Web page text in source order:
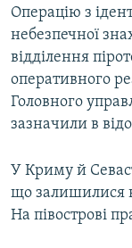
Операцію з
небезпечної
відділення
оперативного
Головного
зазначили в
У Криму й
що залишилися в
На півострові